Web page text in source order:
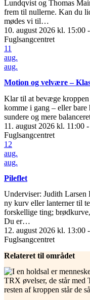
Lundqvist og Thomas
frem til nullerne. Kan du
mødes vi til…
10. august 2026 kl. 15:00
Fuglsangcentret
11
aug.
aug.
Motion og velvære –
Klar til at bevæge
komme i gang – eller
sundere og mere
11. august 2026 kl. 11:00
Fuglsangcentret
12
aug.
aug.
Pileflet
Underviser: Judith Larsen
ny kurv eller lanterner til
forskellige ting;
Du er…
12. august 2026 kl. 13:00
Fuglsangcentret
Relateret til området